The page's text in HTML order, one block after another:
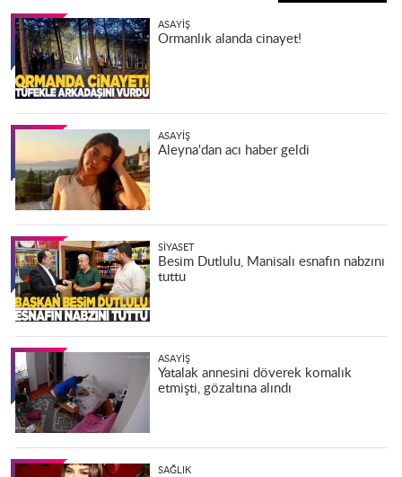
ASAYIŞ
Ormanlık alanda cinayet!
ASAYIŞ
Aleyna'dan acı haber geldi
SIYASET
Besim Dutlulu, Manisalı esnafın nabzını
tuttu
ASAYIŞ
Yatalak annesini döverek komalık
etmişti, gözaltına alındı
SAĞLIK